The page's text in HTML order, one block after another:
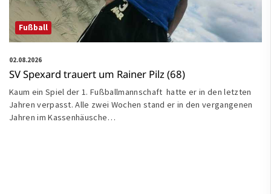
Fußball
02.08.2026
SV Spexard trauert um Rainer Pilz (68)
Kaum ein Spiel der 1. Fußballmannschaft hatte er in den letzten
Jahren verpasst. Alle zwei Wochen stand er in den vergangenen
Jahren im Kassenhäusche…